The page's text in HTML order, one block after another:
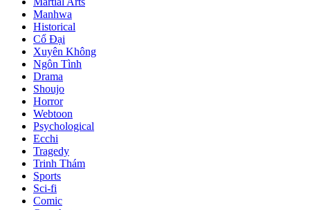
Manhwa
Historical
Cổ Đại
Xuyên Không
Ngôn Tình
Drama
Shoujo
Horror
Webtoon
Psychological
Ecchi
Tragedy
Trinh Thám
Sports
Sci-fi
Comic